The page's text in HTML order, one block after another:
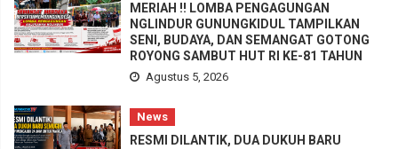
MERIAH !! LOMBA PENGAGUNGAN
NGLINDUR GUNUNGKIDUL TAMPILKAN
SENI, BUDAYA, DAN SEMANGAT GOTONG
ROYONG SAMBUT HUT RI KE-81 TAHUN
Agustus 5, 2026
News
RESMI DILANTIK, DUA DUKUH BARU